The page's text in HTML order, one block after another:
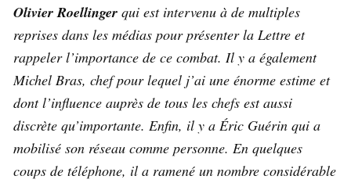
Olivier Roellinger qui est intervenu à de multiples
reprises dans les médias pour présenter la Lettre et
rappeler l’importance de ce combat. Il y a également
Michel Bras, chef pour lequel j’ai une énorme estime et
dont l’influence auprès de tous les chefs est aussi
discrète qu’importante. Enfin, il y a Éric Guérin qui a
mobilisé son réseau comme personne. En quelques
coups de téléphone, il a ramené un nombre considérable